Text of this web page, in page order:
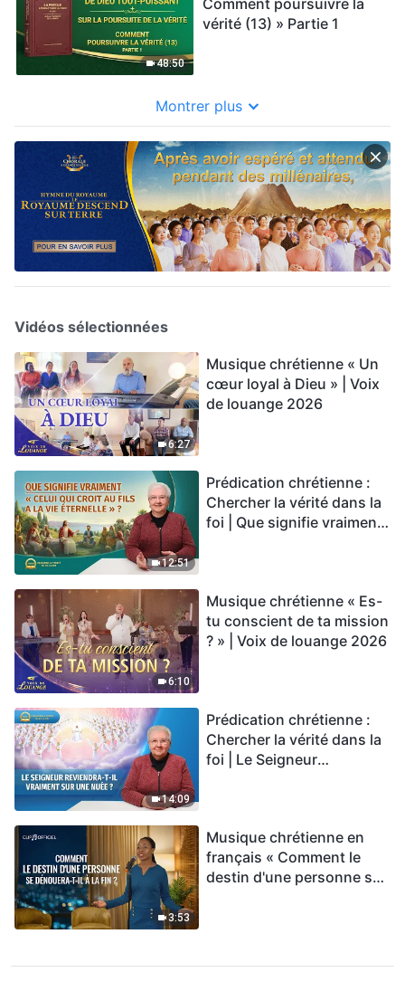
48:50
vérité (13) » Partie 1
Montrer plus
Vidéos sélectionnées
6:27
Musique chrétienne « Un
cœur loyal à Dieu » | Voix
de louange 2026
12:51
Prédication chrétienne :
Chercher la vérité dans la
foi | Que signifie vraiment
6:10
Musique chrétienne « Es-
tu conscient de ta mission
? » | Voix de louange 2026
14:09
Prédication chrétienne :
Chercher la vérité dans la
foi | Le Seigneur
3:53
Musique chrétienne en
français « Comment le
destin d'une personne se